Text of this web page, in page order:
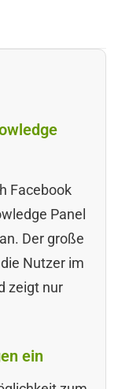
Facebook
Panel
Der große
Nutzer im
zeigt nur
ein